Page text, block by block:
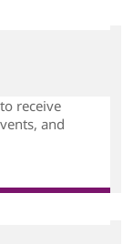
receive
and